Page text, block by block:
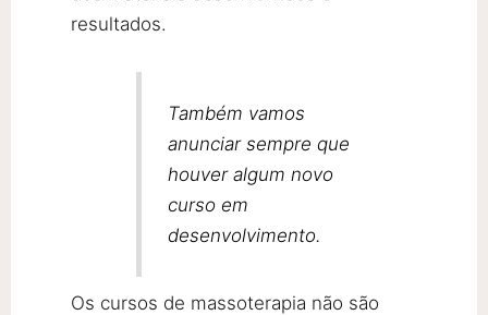
resultados.
Também vamos
anunciar sempre que
houver algum novo
curso em
desenvolvimento.
Os cursos de massoterapia não são